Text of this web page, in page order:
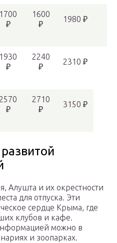
1700
₽
1600
₽
1980 ₽
1930
₽
2240
₽
2310 ₽
2570
₽
2710
₽
3150 ₽
Алушта и их окрестности
для отпуска. Эти
сердце Крыма, где
клубов и кафе.
можно в
и зоопарках.